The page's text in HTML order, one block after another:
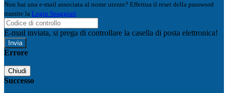
Non hai una e-mail associata al nome utente? Effettua il reset della password
tramite la Login Spaggiari
E-mail inviata, si prega di controllare la casella di posta elettronica!
Errore
Chiudi
Successo